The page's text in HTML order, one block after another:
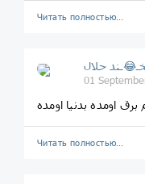
Читать полностью…
حلال
01
برق اومده بدنیا اومده
Читать полностью…